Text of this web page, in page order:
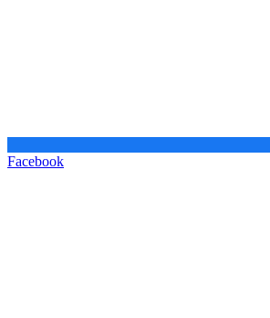
Facebook